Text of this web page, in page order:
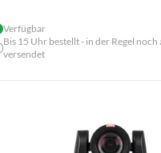
Verfügbar
Bis 15 Uhr bestellt - in der Regel noch
versendet